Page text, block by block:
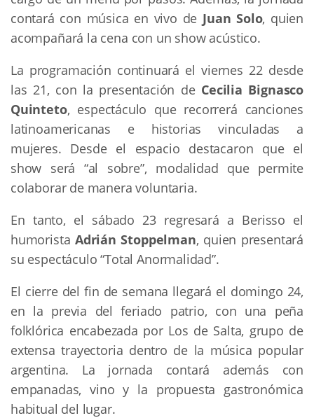
contará con música en vivo de Juan Solo, quien
acompañará la cena con un show acústico.
La programación continuará el viernes 22 desde
las 21, con la presentación de Cecilia Bignasco
Quinteto, espectáculo que recorrerá canciones
latinoamericanas e historias vinculadas a
mujeres. Desde el espacio destacaron que el
show será “al sobre”, modalidad que permite
colaborar de manera voluntaria.
En tanto, el sábado 23 regresará a Berisso el
humorista Adrián Stoppelman, quien presentará
su espectáculo “Total Anormalidad”.
El cierre del fin de semana llegará el domingo 24,
en la previa del feriado patrio, con una peña
folklórica encabezada por Los de Salta, grupo de
extensa trayectoria dentro de la música popular
argentina. La jornada contará además con
empanadas, vino y la propuesta gastronómica
habitual del lugar.